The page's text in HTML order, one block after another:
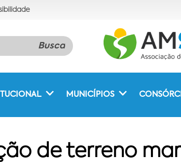
MUNICÍPIOS
de terreno